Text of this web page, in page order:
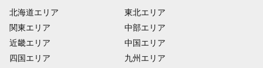
北海道エリア
関東エリア
近畿エリア
四国エリア
東北エリア
中部エリア
中国エリア
九州エリア